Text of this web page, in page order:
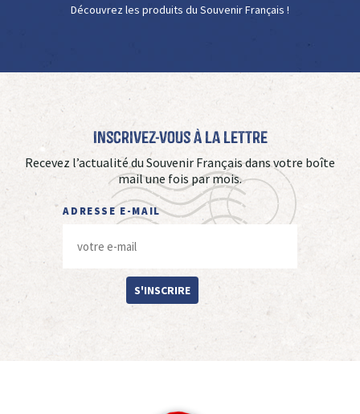
Découvrez les produits du Souvenir Français !
Inscrivez-vous à La Lettre
Recevez l’actualité du Souvenir Français dans votre boîte
mail une fois par mois.
ADRESSE E-MAIL
S'INSCRIRE